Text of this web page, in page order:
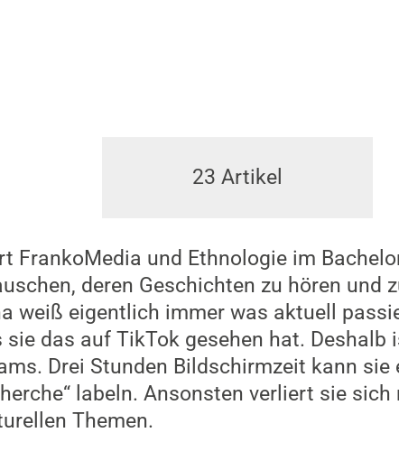
23 Artikel
FrankoMedia und Ethnologie im
deren Geschichten zu hören und
weiß eigentlich immer was aktuell
sie das auf TikTok gesehen hat. Deshalb
Drei Stunden Bildschirmzeit kann sie
labeln. Ansonsten verliert sie
Themen.